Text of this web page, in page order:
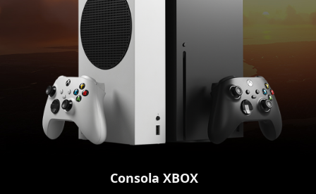
Consola XBOX